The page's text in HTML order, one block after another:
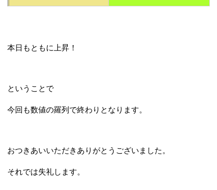
本日もともに上昇！
ということで
今回も数値の羅列で終わりとなります。
おつきあいいただきありがとうございました。
それでは失礼します。